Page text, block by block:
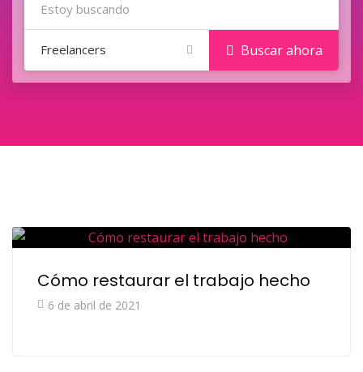
Freelancers Buscar ahora
Cómo restaurar el trabajo hecho
6 de abril de 2021